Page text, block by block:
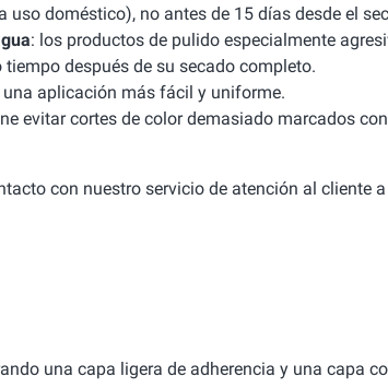
uso doméstico), no antes de 15 días desde el
: los productos de pulido especialmente
después de su secado completo.
una aplicación más fácil y uniforme.
evitar cortes de color demasiado marcados
con nuestro servicio de atención al cliente
una capa ligera de adherencia y una capa